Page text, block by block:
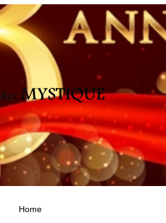
Home